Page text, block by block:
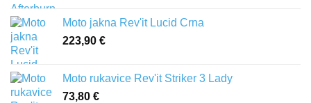
Moto jakna Rev'it Lucid Crna
223,90 €
Moto rukavice Rev'it Striker 3 Lady
73,80 €